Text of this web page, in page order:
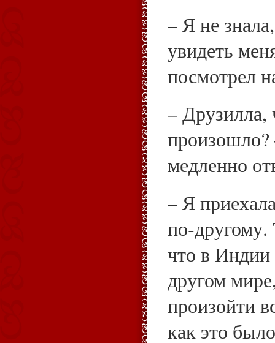
– Я не
увидеть
посмотрел
– Друзилла,
медленно
– Я
что в Индии
другом
произойти
как это